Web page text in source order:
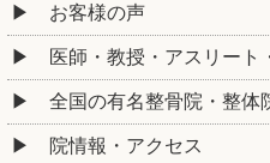
お客様の声
医師・教授・アスリート
全国の有名整骨院・整体
院情報・アクセス